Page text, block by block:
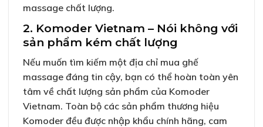
massage chất lượng.
2. Komoder Vietnam – Nói không với
sản phẩm kém chất lượng
Nếu muốn tìm kiếm một địa chỉ mua ghế
massage đáng tin cậy, bạn có thể hoàn toàn yên
tâm về chất lượng sản phẩm của Komoder
Vietnam. Toàn bộ các sản phẩm thương hiệu
Komoder đều được nhập khẩu chính hãng, cam